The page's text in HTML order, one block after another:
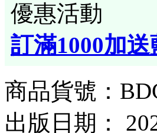
優惠活動
訂滿1000加
商品貨號：
出版日期：